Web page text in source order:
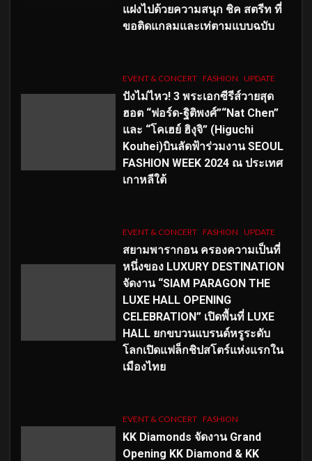
แฝงไปด้วยความสนุก ชิค สตรีท ที่
ขอติดแกลมและเท่ตามแบบฉบับ
EVENT & CONCERT FASHION UPDATE
ปังไม่ไหว! 3 พระเอกซีรีส์วายสุด
ฮอต “ฟอร์ด-ฐิติพงศ์”“Nat Chen”
และ “โคเฮย์ ฮิงุจิ” (Higuchi
Kouhei)บินลัดฟ้าร่วมงาน SEOUL
FASHION WEEK 2024 ณ ประเทศ
เกาหลีใต้
EVENT & CONCERT FASHION UPDATE
สยามพารากอน ครองความเป็นที่
หนึ่งของ LUXURY DESTINATION
จัดงาน “SIAM PARAGON THE
LUXE HALL OPENING
CELEBRATION” เปิดพื้นที่ LUXE
HALL ยกขบวนแบรนด์หรูระดับ
โลกเปิดแฟล็กชิปสโตร์แห่งแรกใน
เมืองไทย
EVENT & CONCERT FASHION
KK Diamonds จัดงาน Grand
Opening KK Diamond & KK